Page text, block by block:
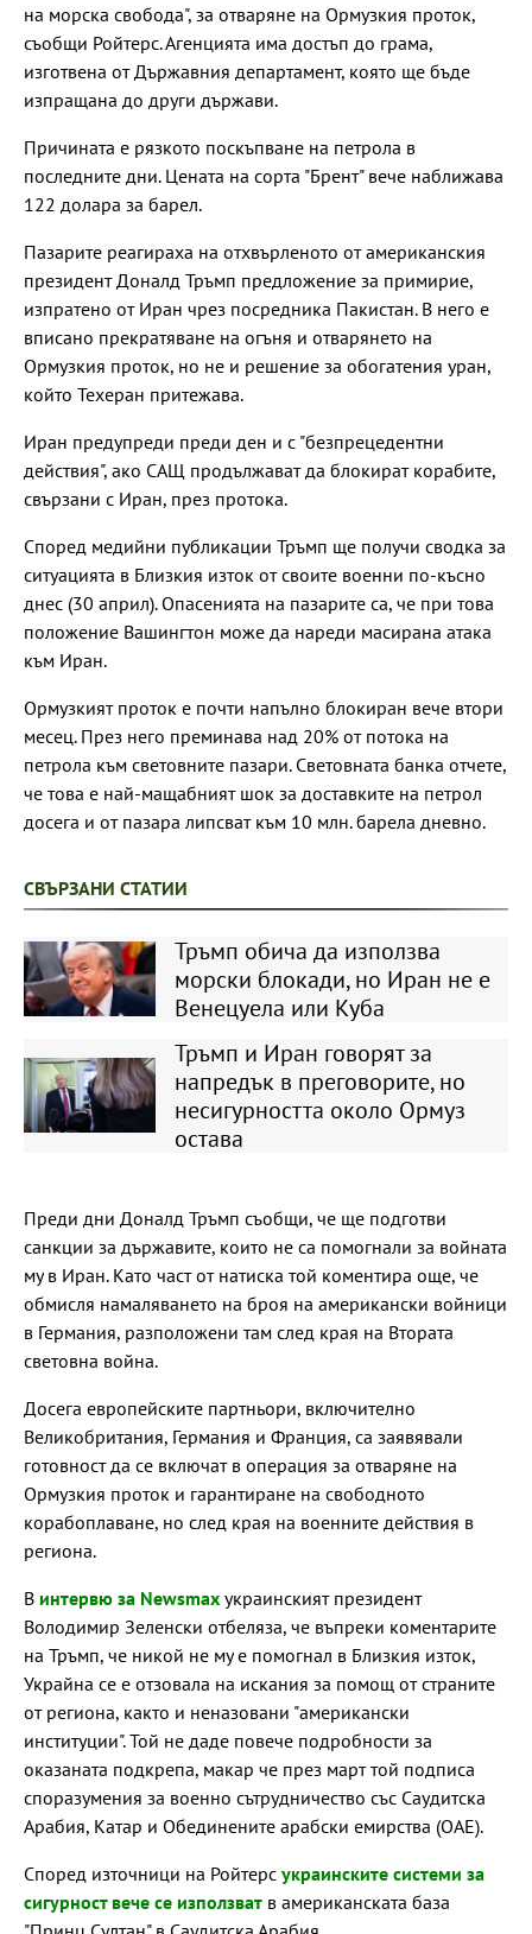
на морска свобода", за отваряне на Ормузкия проток,
съобщи Ройтерс. Агенцията има достъп до грама,
изготвена от Държавния департамент, която ще бъде
изпращана до други държави.
Причината е рязкото поскъпване на петрола в
последните дни. Цената на сорта "Брент" вече наближава
122 долара за барел.
Пазарите реагираха на отхвърленото от американския
президент Доналд Тръмп предложение за примирие,
изпратено от Иран чрез посредника Пакистан. В него е
вписано прекратяване на огъня и отварянето на
Ормузкия проток, но не и решение за обогатения уран,
който Техеран притежава.
Иран предупреди преди ден и с "безпрецедентни
действия", ако САЩ продължават да блокират корабите,
свързани с Иран, през протока.
Според медийни публикации Тръмп ще получи сводка за
ситуацията в Близкия изток от своите военни по-късно
днес (30 април). Опасенията на пазарите са, че при това
положение Вашингтон може да нареди масирана атака
към Иран.
Ормузкият проток е почти напълно блокиран вече втори
месец. През него преминава над 20% от потока на
петрола към световните пазари. Световната банка отчете,
че това е най-мащабният шок за доставките на петрол
досега и от пазара липсват към 10 млн. барела дневно.
СВЪРЗАНИ СТАТИИ
Тръмп обича да използва
морски блокади, но Иран не е
Венецуела или Куба
Тръмп и Иран говорят за
напредък в преговорите, но
несигурността около Ормуз
остава
Преди дни Доналд Тръмп съобщи, че ще подготви
санкции за държавите, които не са помогнали за войната
му в Иран. Като част от натиска той коментира още, че
обмисля намаляването на броя на американски войници
в Германия, разположени там след края на Втората
световна война.
Досега европейските партньори, включително
Великобритания, Германия и Франция, са заявявали
готовност да се включат в операция за отваряне на
Ормузкия проток и гарантиране на свободното
корабоплаване, но след края на военните действия в
региона.
В интервю за Newsmax украинският президент
Володимир Зеленски отбеляза, че въпреки коментарите
на Тръмп, че никой не му е помогнал в Близкия изток,
Украйна се е отзовала на искания за помощ от страните
от региона, както и неназовани "американски
институции". Той не даде повече подробности за
оказаната подкрепа, макар че през март той подписа
споразумения за военно сътрудничество със Саудитска
Арабия, Катар и Обединените арабски емирства (ОАЕ).
Според източници на Ройтерс украинските системи за
сигурност вече се използват в американската база